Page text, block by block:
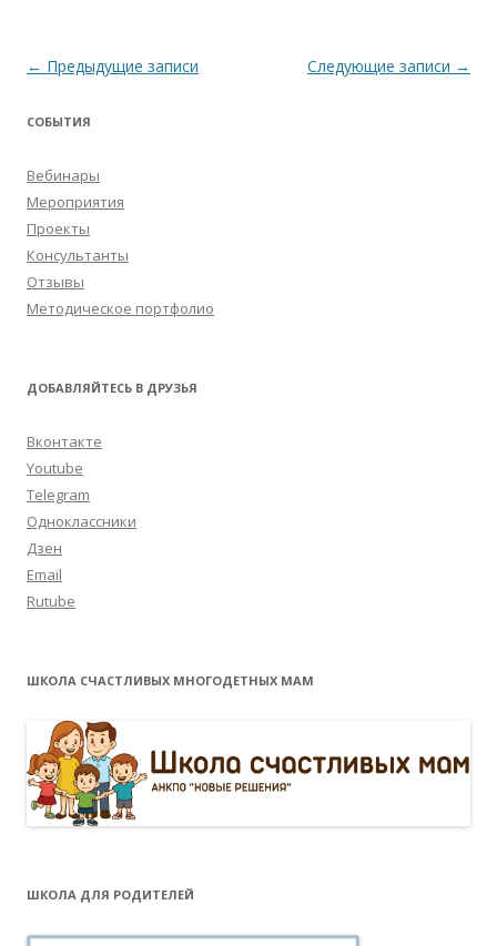
Навигация
записям
← Предыдущие записи Следующие записи →
СОБЫТИЯ
Вебинары
Мероприятия
Проекты
Консультанты
Отзывы
Методическое портфолио
ДОБАВЛЯЙТЕСЬ В ДРУЗЬЯ
Вконтакте
Youtube
Telegram
Одноклассники
Дзен
Email
Rutube
ШКОЛА СЧАСТЛИВЫХ МНОГОДЕТНЫХ МАМ
ШКОЛА ДЛЯ РОДИТЕЛЕЙ